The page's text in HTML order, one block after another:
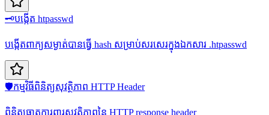
🗝️បង្កើត htpasswd
បង្កើតពាក្យសម្ងាត់បានធ្វើ hash សម្រាប់សរសេរក្នុងឯកសារ .htpasswd
🛡️កម្មវិធីពិនិត្យសុវត្ថិភាព HTTP Header
ពិនិត្យធាតុការពារសុវត្ថិភាពនៃ HTTP response header